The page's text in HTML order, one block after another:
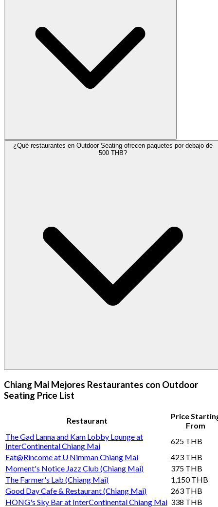
¿Qué restaurantes en Outdoor Seating ofrecen paquetes por debajo de
500 THB?
Chiang Mai Mejores Restaurantes con Outdoor
Seating Price List
Restaurant
Price
From
The Gad Lanna and Kam Lobby Lounge at
InterContinental Chiang Mai
625 THB
Eat@Rincome at U Nimman Chiang Mai
423 THB
Moment's Notice Jazz Club (Chiang Mai)
375 THB
The Farmer's Lab (Chiang Mai)
1,150 THB
Good Day Cafe & Restaurant (Chiang Mai)
263 THB
HONG's Sky Bar at InterContinental Chiang Mai 338 THB